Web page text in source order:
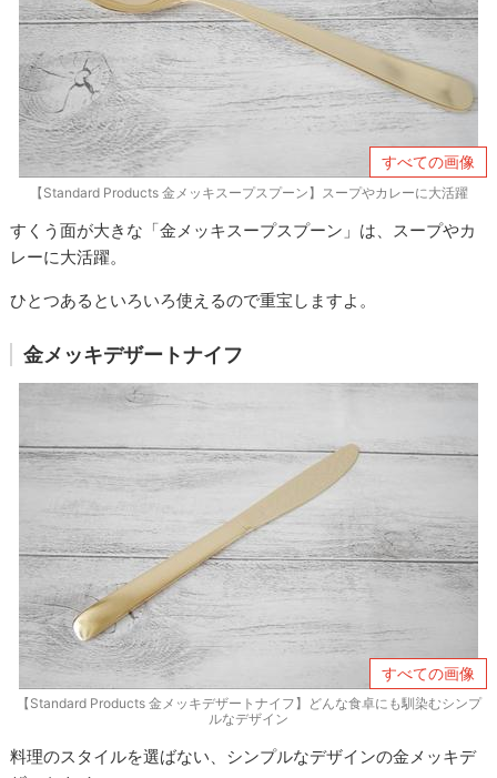
すべての画像
【Standard Products 金メッキスープスプーン】スープやカレーに大活躍
すくう面が大きな「金メッキスープスプーン」は、スープやカ
レーに大活躍。
ひとつあるといろいろ使えるので重宝しますよ。
金メッキデザートナイフ
すべての画像
【Standard Products 金メッキデザートナイフ】どんな食卓にも馴染むシンプ
ルなデザイン
料理のスタイルを選ばない、シンプルなデザインの金メッキデ